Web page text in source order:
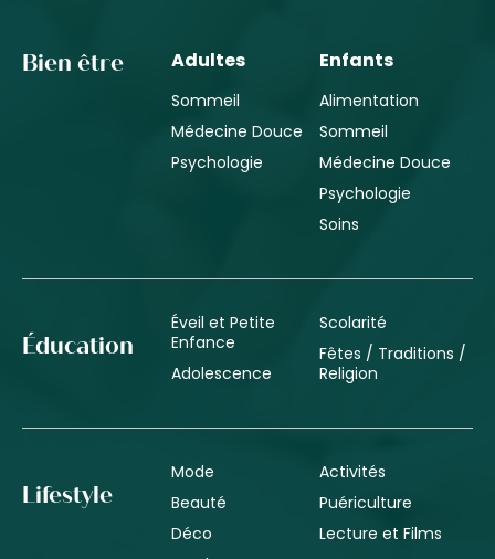
Bien être Adultes
Sommeil
Médecine Douce
Psychologie
Enfants
Alimentation
Sommeil
Médecine Douce
Psychologie
Soins
Éducation
Éveil et Petite
Enfance
Adolescence
Scolarité
Fêtes / Traditions /
Religion
Lifestyle
Mode
Beauté
Déco
Activités
Puériculture
Lecture et Films